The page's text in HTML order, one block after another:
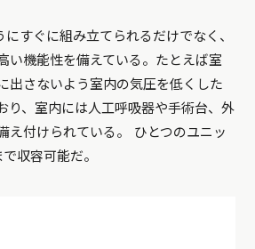
すぐに組み立てられるだけでなく、
い機能性を備えている。たとえば室
出さないよう室内の気圧を低くした
り、室内には人工呼吸器や手術台、外
え付けられている。 ひとつのユニッ
収容可能だ。